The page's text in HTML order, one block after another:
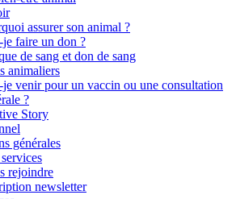
assurer son animal ?
je faire un don ?
de sang et don de sang
animaliers
je venir pour un vaccin ou une consultation
?
Story
générales
rejoindre
newsletter